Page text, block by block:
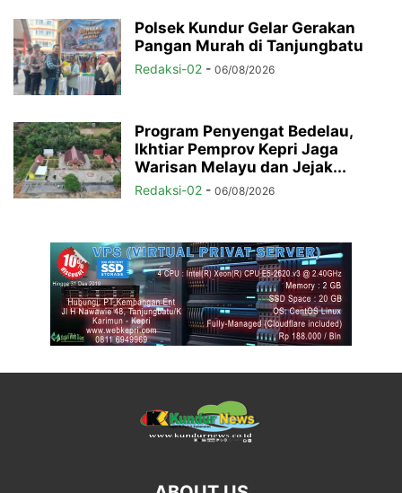
Polsek Kundur Gelar Gerakan
Pangan Murah di Tanjungbatu
Redaksi-02 - 06/08/2026
Program Penyengat Bedelau,
Ikhtiar Pemprov Kepri Jaga
Warisan Melayu dan Jejak...
Redaksi-02 - 06/08/2026